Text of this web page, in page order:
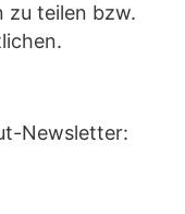
zu teilen bzw.
Newsletter: